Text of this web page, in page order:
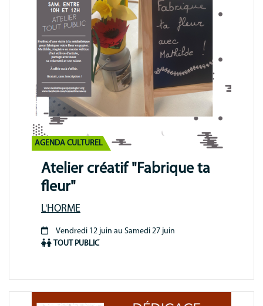
AGENDA CULTUREL
Atelier créatif "Fabrique ta
fleur"
L'HORME
Période
Vendredi 12 juin au Samedi 27 juin
TOUT PUBLIC